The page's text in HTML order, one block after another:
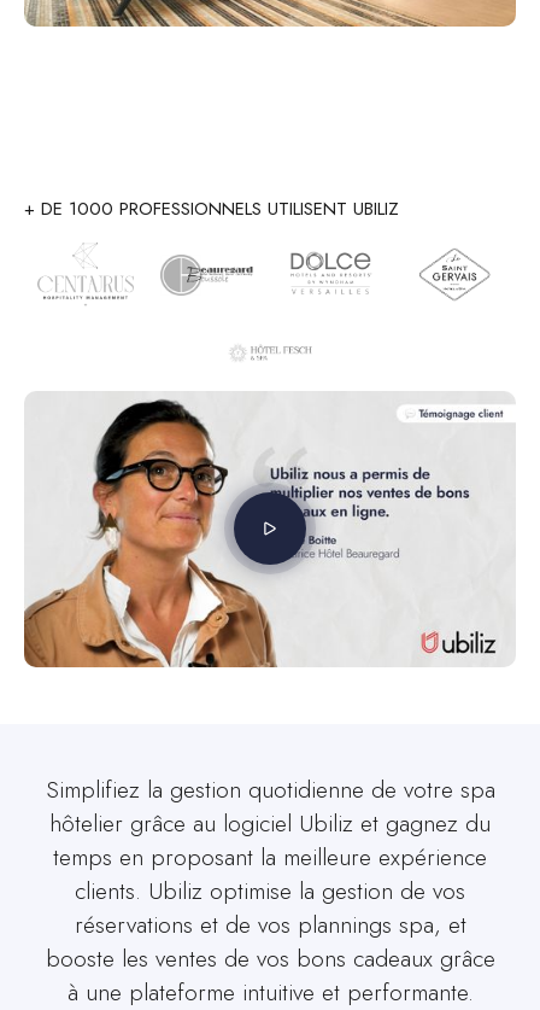
+ DE 1000 PROFESSIONNELS UTILISENT UBILIZ
Simplifiez la gestion quotidienne de votre spa
hôtelier grâce au logiciel Ubiliz et gagnez du
temps en proposant la meilleure expérience
clients. Ubiliz optimise la gestion de vos
réservations et de vos plannings spa, et
booste les ventes de vos bons cadeaux grâce
à une plateforme intuitive et performante.